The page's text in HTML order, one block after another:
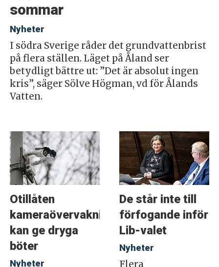
sommar
Nyheter
I södra Sverige råder det grundvattenbrist
på flera ställen. Läget på Åland ser
betydligt bättre ut: ”Det är absolut ingen
kris”, säger Sölve Högman, vd för Ålands
Vatten.
Otillåten
kameraövervakning
kan ge dryga
böter
Nyheter
De står inte till
förfogande inför
Lib-valet
Nyheter
Flera